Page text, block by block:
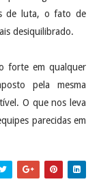
de luta, o fato de
desiquilibrado.
forte em qualquer
pela mesma
O que nos leva
parecidas em